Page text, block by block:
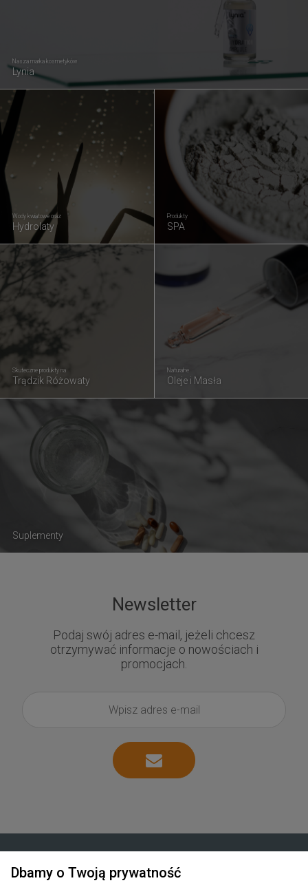
Nasza marka kosmetyków
Lynia
Wody kwiatowe oraz
Hydrolaty
Produkty
SPA
Suplementy
Skuteczne produkty na
Trądzik Różowaty
Naturalne
Oleje i Masła
Newsletter
Podaj swój adres e-mail, jeżeli chcesz
otrzymywać informacje o nowościach i
promocjach.
Dbamy o Twoją prywatność